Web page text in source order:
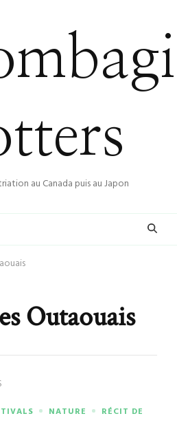
au Canada puis au Japon
Outaouais
NATURE
RÉCIT DE